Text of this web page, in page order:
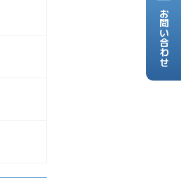
お問い合わせ